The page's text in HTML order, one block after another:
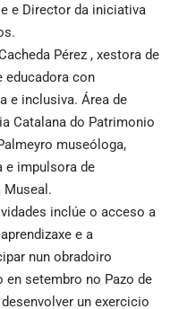
e Director da iniciativa
Pérez , xestora de
educadora con
e inclusiva. Área de
Catalana do Patrimonio
museóloga,
e impulsora de
inclúe o acceso a
e a
nun obradoiro
en setembro no Pazo de
un exercicio